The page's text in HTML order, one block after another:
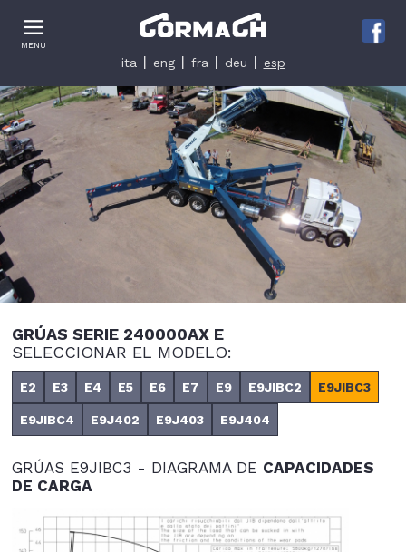
MENU
ita eng fra deu esp
GRÚAS SERIE 240000AX E
SELECCIONAR EL MODELO:
E2 E3 E4 E5 E6 E7 E9 E9JIBC2 E9JIBC3
E9JIBC4 E9J402 E9J403 E9J404
GRÚAS E9JIBC3 - DIAGRAMA DE CAPACIDADES
DE CARGA
Informativa sulla raccolta
Le tue preferenze relative alla privacy